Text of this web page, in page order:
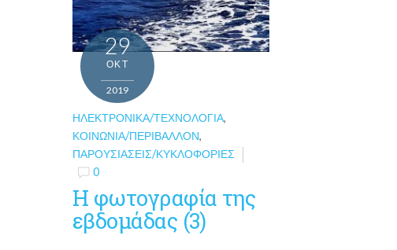
29
ΟΚΤ
2019
ΗΛΕΚΤΡΟΝΙΚΆ/ΤΕΧΝΟΛΟΓΊΑ,
ΚΟΙΝΩΝΊΑ/ΠΕΡΙΒΆΛΛΟΝ,
ΠΑΡΟΥΣΙΆΣΕΙΣ/ΚΥΚΛΟΦΟΡΊΕΣ
0
Η φωτογραφία της
εβδομάδας (3)